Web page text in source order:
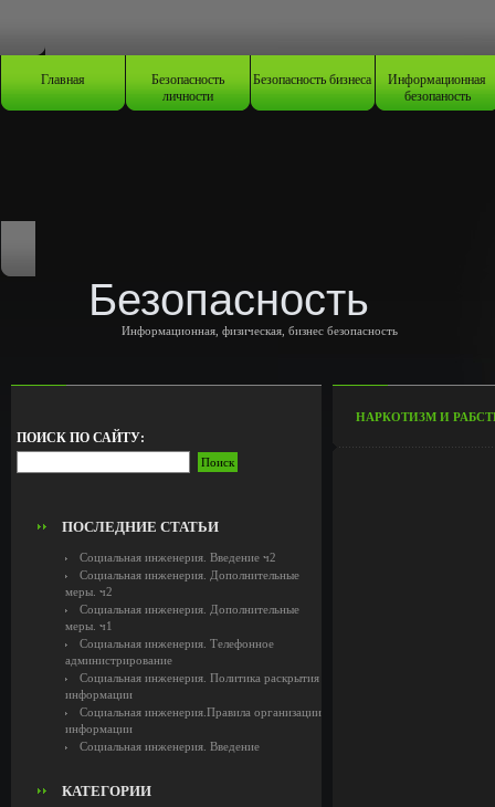
Главная Безопасность
личности
Безопасность бизнеса Информационная
безопаность
Безопасность
Информационная, физическая, бизнес безопасность
ПОИСК ПО САЙТУ:
ПОСЛЕДНИЕ СТАТЬИ
Социальная инженерия. Введение ч2
Социальная инженерия. Дополнительные
меры. ч2
Социальная инженерия. Дополнительные
меры. ч1
Социальная инженерия. Телефонное
администрирование
Социальная инженерия. Политика раскрытия
информации
Социальная инженерия.Правила организации
информации
Социальная инженерия. Введение
КАТЕГОРИИ
НАРКОТИЗМ И